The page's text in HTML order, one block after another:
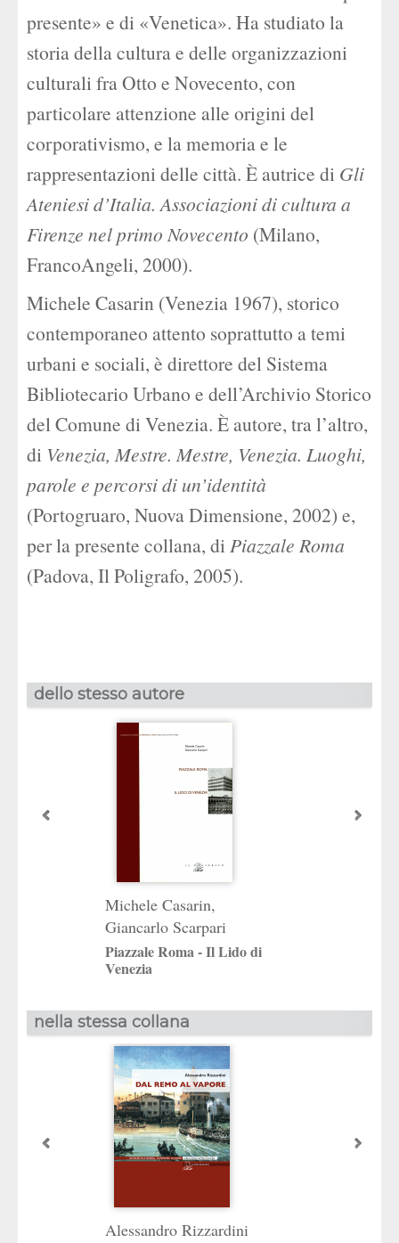
presente» e di «Venetica». Ha studiato la
storia della cultura e delle organizzazioni
culturali fra Otto e Novecento, con
particolare attenzione alle origini del
corporativismo, e la memoria e le
rappresentazioni delle città. È autrice di Gli
Ateniesi d’Italia. Associazioni di cultura a
Firenze nel primo Novecento (Milano,
FrancoAngeli, 2000).
Michele Casarin (Venezia 1967), storico
contemporaneo attento soprattutto a temi
urbani e sociali, è direttore del Sistema
Bibliotecario Urbano e dell’Archivio Storico
del Comune di Venezia. È autore, tra l’altro,
di Venezia, Mestre. Mestre, Venezia. Luoghi,
parole e percorsi di un’identità
(Portogruaro, Nuova Dimensione, 2002) e,
per la presente collana, diPiazzale Roma
(Padova, Il Poligrafo, 2005).
dello stesso autore
Michele Casarin,
Giancarlo Scarpari
Piazzale Roma - Il Lido di
Venezia
nella stessa collana
Alessandro Rizzardini